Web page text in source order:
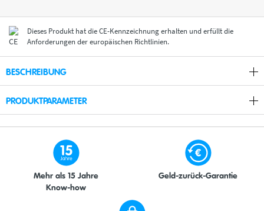
BESCHREIBUNG
PRODUKTPARAMETER
Dieses Produkt hat die CE-Kennzeichnung erhalten und erfüllt die
Anforderungen der europäischen Richtlinien.
Mehr als 15 Jahre
Know-how
Geld-zurück-Garantie